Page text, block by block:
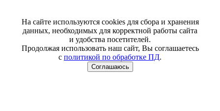
На сайте используются cookies для сбора и хранения
данных, необходимых для корректной работы сайта
и удобства посетителей.
Продолжая использовать наш сайт, Вы соглашаетесь
с политикой по обработке ПД.
Соглашаюсь